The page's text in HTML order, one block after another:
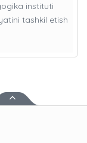
instituti
tashkil etish